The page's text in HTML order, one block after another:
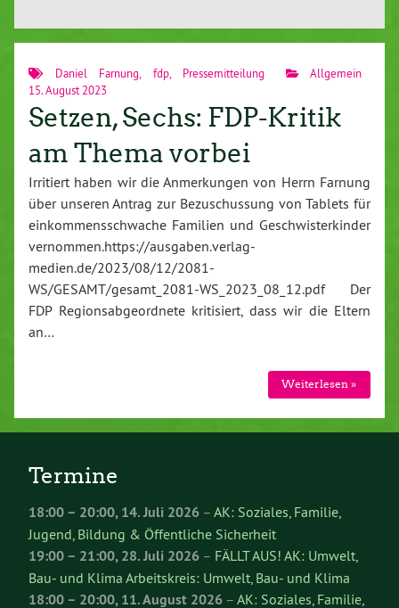
Daniel Farnung, fdp, Pressemitteilung
Allgemein
15. August 2023
Setzen, Sechs: FDP-Kritik
am Thema vorbei
Irritiert haben wir die Anmerkungen von Herrn Farnung
über unseren Antrag zur Bezuschussung von Tablets für
einkommensschwache Familien und Geschwisterkinder
vernommen.https://ausgaben.verlag-
medien.de/2023/08/12/2081-
WS/GESAMT/gesamt_2081-WS_2023_08_12.pdf Der
FDP Regionsabgeordnete kritisiert, dass wir die Eltern
an…
Weiterlesen »
Termine
18:00– 20:00,14. Juli 2026 – AK: Soziales, Familie,
Jugend, Bildung & Öffentliche Sicherheit
19:00– 21:00,28. Juli 2026 – FÄLLT AUS! AK: Umwelt,
Bau- und Klima Arbeitskreis: Umwelt, Bau- und Klima
18:00– 20:00,11. August 2026 – AK: Soziales, Familie,